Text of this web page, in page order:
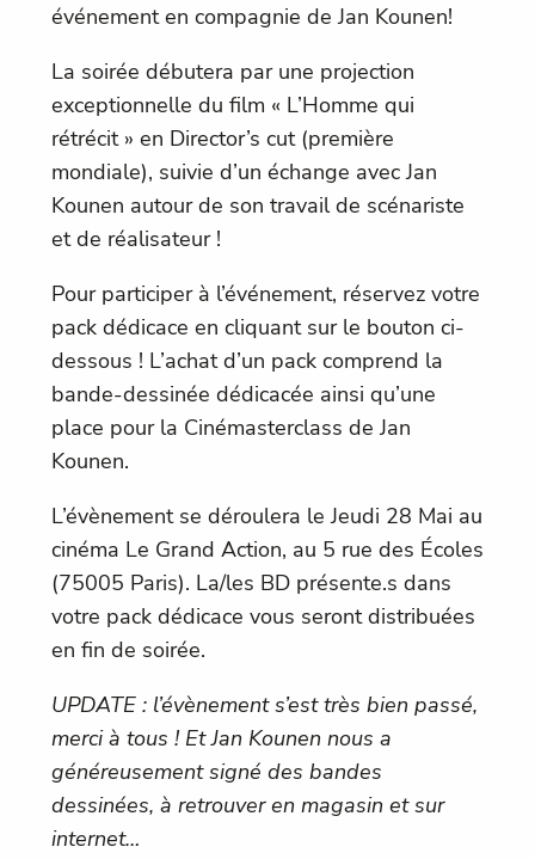
événement en compagnie de Jan Kounen!
La soirée débutera par une projection
exceptionnelle du film « L’Homme qui
rétrécit » en Director’s cut (première
mondiale), suivie d’un échange avec Jan
Kounen autour de son travail de scénariste
et de réalisateur !
Pour participer à l’événement, réservez votre
pack dédicace en cliquant sur le bouton ci-
dessous ! L’achat d’un pack comprend la
bande-dessinée dédicacée ainsi qu’une
place pour la Cinémasterclass de Jan
Kounen.
L’évènement se déroulera le Jeudi 28 Mai au
cinéma Le Grand Action, au 5 rue des Écoles
(75005 Paris). La/les BD présente.s dans
votre pack dédicace vous seront distribuées
en fin de soirée.
UPDATE : l’évènement s’est très bien passé,
merci à tous ! Et Jan Kounen nous a
généreusement signé des bandes
dessinées, à retrouver en magasin et sur
internet…